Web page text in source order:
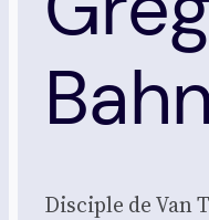
Dis­ciple de Van